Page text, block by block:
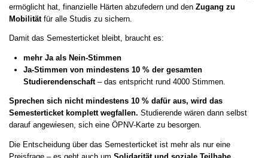
ermöglicht hat, finanzielle Härten abzufedern und den Zugang zu
Mobilitätfür alle Studis zu sichern.
Damit das Semesterticket bleibt, braucht es:
mehr Ja als Nein-Stimmen
Ja-Stimmen von mindestens 10 % der gesamten
Studierendenschaft – das entspricht rund 4000 Stimmen.
Sprechen sich nicht mindestens 10 % dafür aus, wird das
Semesterticket komplett wegfallen. Studierende wären dann selbst
darauf angewiesen, sich eine ÖPNV-Karte zu besorgen.
Die Entscheidung über das Semesterticket ist mehr als nur eine
Preisfrage – es geht auch um Solidarität und soziale Teilhabe